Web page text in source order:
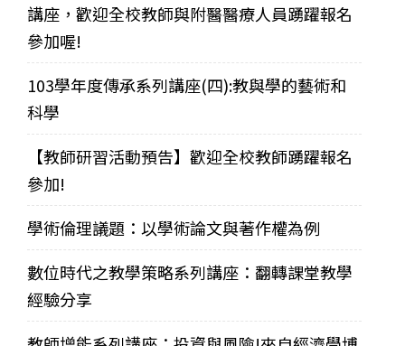
講座，歡迎全校教師與附醫醫療人員踴躍報名
參加喔!
103學年度傳承系列講座(四):教與學的藝術和
科學
【教師研習活動預告】歡迎全校教師踴躍報名
參加!
學術倫理議題：以學術論文與著作權為例
數位時代之教學策略系列講座：翻轉課堂教學
經驗分享